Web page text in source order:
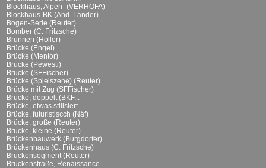
Blockhaus, Alpen- (VERHOFA)
Blockhaus-BK (And. Länder)
Bogen-Serie (Reuter)
Bomber (C. Fritzsche)
Brunnen (Holler)
Brücke (Engel)
Brücke (Mentor)
Brücke (Pewesti)
Brücke (SFFischer)
Brücke (Spielszene) (Reuter)
Brücke mit Zug (SFFischer)
Brücke, doppelt (BKF...
Brücke, etwas stilisiert...
Brücke, futuristiscch (Näf)
Brücke, große (Reuter)
Brücke, kleine (Reuter)
Brückenbauwerk (Burgdorfer)
Brückenhaus (C. Fritzsche)
Brückensegment (Reuter)
Brückenstraße, Renaissance-...